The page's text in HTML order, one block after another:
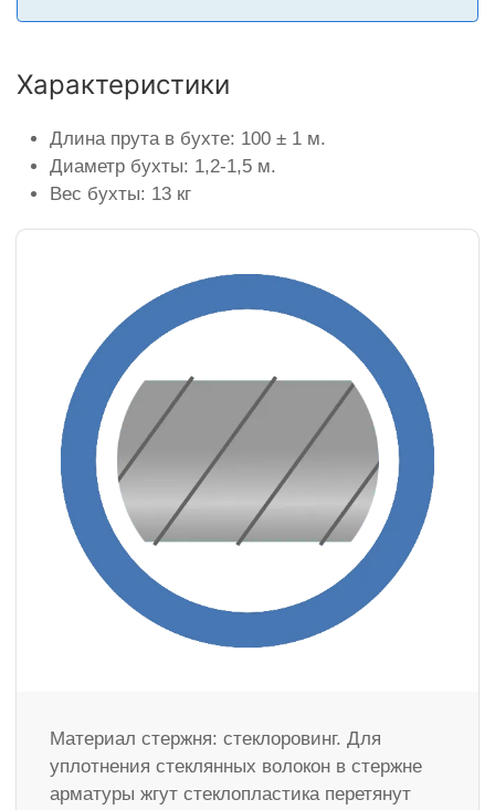
Характеристики
Длина прута в бухте: 100 ± 1 м.
Диаметр бухты: 1,2-1,5 м.
Вес бухты: 13 кг
Материал стержня: стеклоровинг. Для
уплотнения стеклянных волокон в стержне
арматуры жгут стеклопластика перетянут